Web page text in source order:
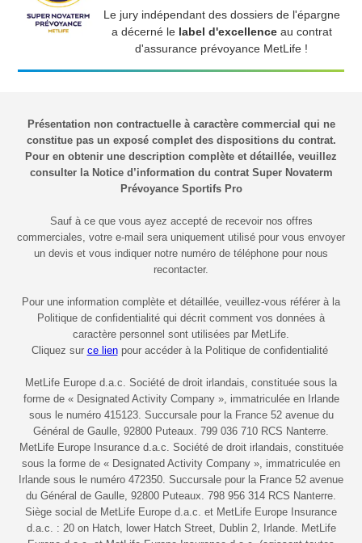
Le jury indépendant des dossiers de l'épargne
a décerné le label d'excellenceau contrat
d'assurance prévoyance MetLife !
Présentation non contractuelle à caractère commercial qui ne
constitue pas un exposé complet des dispositions du contrat.
Pour en obtenir une description complète et détaillée, veuillez
consulter la Notice d’information du contrat Super Novaterm
Prévoyance Sportifs Pro
Sauf à ce que vous ayez accepté de recevoir nos offres
commerciales, votre e-mail sera uniquement utilisé pour vous envoyer
un devis et vous indiquer notre numéro de téléphone pour nous
recontacter.
Pour une information complète et détaillée, veuillez-vous référer à la
Politique de confidentialité qui décrit comment vos données à
caractère personnel sont utilisées par MetLife.
Cliquez sur ce lienpour accéder à la Politique de confidentialité
MetLife Europe d.a.c. Société de droit irlandais, constituée sous la
forme de « Designated Activity Company », immatriculée en Irlande
sous le numéro 415123. Succursale pour la France 52 avenue du
Général de Gaulle, 92800 Puteaux. 799 036 710 RCS Nanterre.
MetLife Europe Insurance d.a.c. Société de droit irlandais, constituée
sous la forme de « Designated Activity Company », immatriculée en
Irlande sous le numéro 472350. Succursale pour la France 52 avenue
du Général de Gaulle, 92800 Puteaux. 798 956 314 RCS Nanterre.
Siège social de MetLife Europe d.a.c. et MetLife Europe Insurance
d.a.c. : 20 on Hatch, lower Hatch Street, Dublin 2, Irlande. MetLife